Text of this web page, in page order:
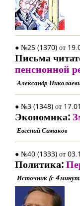
● №25 (1370) от
Письма
пенсионной
Александр
● №3 (1348) от
Экономика:
Евгений Симаков
● №40 (1333) от
Политика:
Источник (с 4